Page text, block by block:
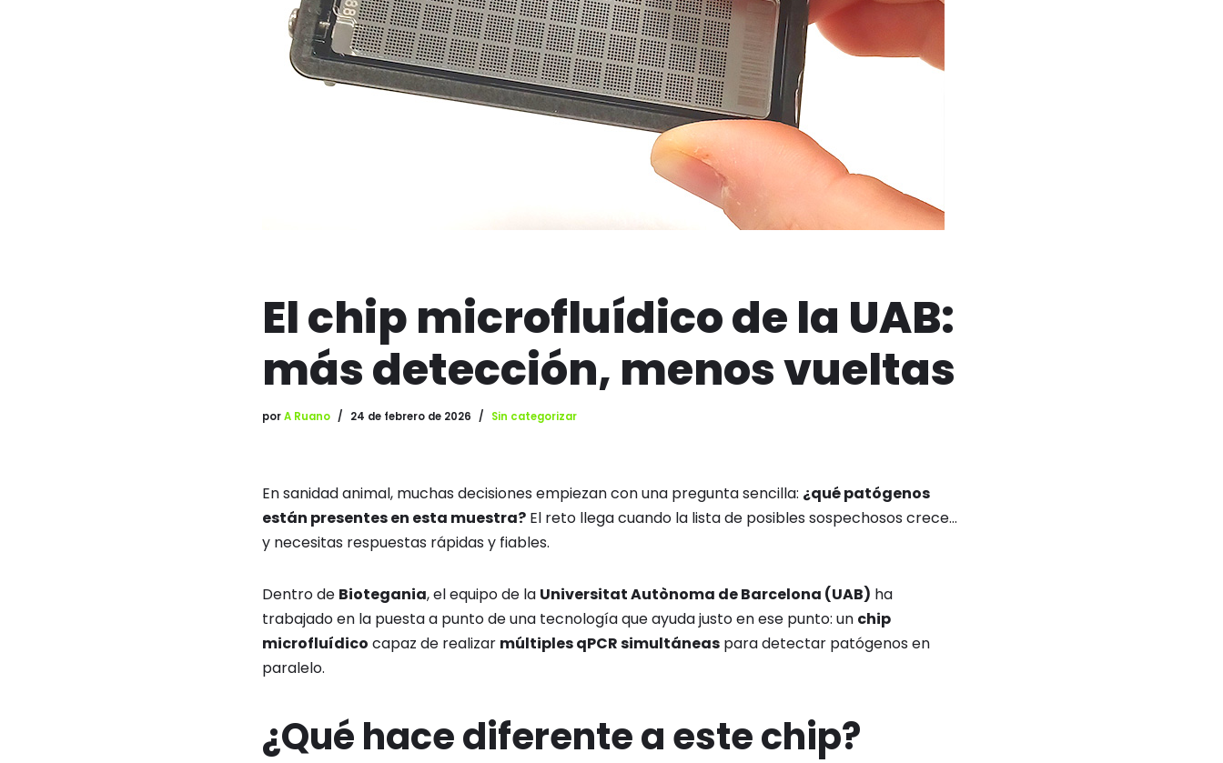
El chip microfluídico de la UAB:
más detección, menos vueltas
porA Ruano 24 de febrero de 2026 Sin categorizar
En sanidad animal, muchas decisiones empiezan con una pregunta sencilla: ¿qué patógenos
están presentes en esta muestra? El reto llega cuando la lista de posibles sospechosos crece…
y necesitas respuestas rápidas y fiables.
Dentro de Biotegania, el equipo de la Universitat Autònoma de Barcelona (UAB) ha
trabajado en la puesta a punto de una tecnología que ayuda justo en ese punto: un chip
microfluídico capaz de realizar múltiples qPCR simultáneas para detectar patógenos en
paralelo.
¿Qué hace diferente a este chip?